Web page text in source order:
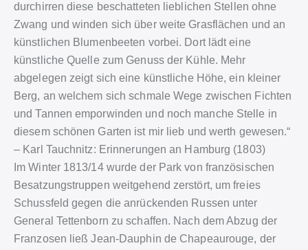
durchirren diese beschatteten lieblichen Stellen ohne
Zwang und winden sich über weite Grasflächen und an
künstlichen Blumenbeeten vorbei. Dort lädt eine
künstliche Quelle zum Genuss der Kühle. Mehr
abgelegen zeigt sich eine künstliche Höhe, ein kleiner
Berg, an welchem sich schmale Wege zwischen Fichten
und Tannen emporwinden und noch manche Stelle in
diesem schönen Garten ist mir lieb und werth gewesen.“
– Karl Tauchnitz: Erinnerungen an Hamburg (1803)
Im Winter 1813/14 wurde der Park von französischen
Besatzungstruppen weitgehend zerstört, um freies
Schussfeld gegen die anrückenden Russen unter
General Tettenborn zu schaffen. Nach dem Abzug der
Franzosen ließ Jean-Dauphin de Chapeaurouge, der